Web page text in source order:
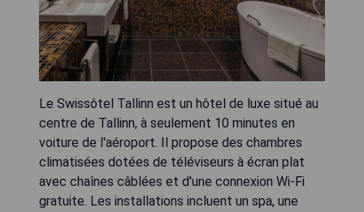
Le Swissôtel Tallinn est un hôtel de luxe situé au
centre de Tallinn, à seulement 10 minutes en
voiture de l'aéroport. Il propose des chambres
climatisées dotées de téléviseurs à écran plat
avec chaînes câblées et d'une connexion Wi-Fi
gratuite. Les installations incluent un spa, une